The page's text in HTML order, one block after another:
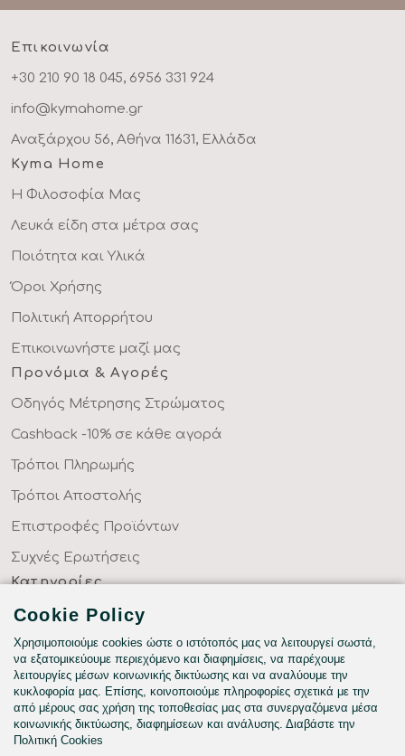
Επικοινωνία
+30 210 90 18 045, 6956 331 924
info@kymahome.gr
Αναξάρχου 56, Αθήνα 11631, Ελλάδα
Kyma Home
Η Φιλοσοφία Μας
Λευκά είδη στα μέτρα σας
Ποιότητα και Υλικά
Όροι Χρήσης
Πολιτική Απορρήτου
Επικοινωνήστε μαζί μας
Προνόμια & Αγορές
Οδηγός Μέτρησης Στρώματος
Cashback -10% σε κάθε αγορά
Τρόποι Πληρωμής
Τρόποι Αποστολής
Επιστροφές Προϊόντων
Συχνές Ερωτήσεις
Κατηγορίες
ΣΕΝΤΟΝΙΑ ΣΤΑ ΜΕΤΡΑ ΣΑΣ
ΥΦΑΣΜΑΤΑ ΜΕ ΤΟ ΜΕΤΡΟ
ΥΠΝΟΔΩΜΑΤΙΟ
HOTEL & BNB
ΠΑΙΔΙΚΟ - ΕΦΗΒΙΚΟ
Cookie Policy
Χρησιμοποιούμε cookies ώστε ο ιστότοπός μας να λειτουργεί σωστά,
να εξατομικεύουμε περιεχόμενο και διαφημίσεις, να παρέχουμε
λειτουργίες μέσων κοινωνικής δικτύωσης και να αναλύουμε την
κυκλοφορία μας. Επίσης, κοινοποιούμε πληροφορίες σχετικά με την
από μέρους σας χρήση της τοποθεσίας μας στα συνεργαζόμενα μέσα
κοινωνικής δικτύωσης, διαφημίσεων και ανάλυσης. Διαβάστε την
Πολιτική Cookies